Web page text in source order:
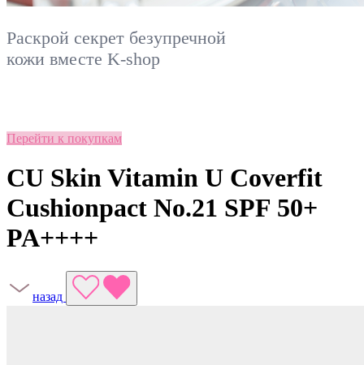
Раскрой секрет безупречной
кожи вместе K-shop
Перейти к покупкам
CU Skin Vitamin U Coverfit
Cushionpact No.21 SPF 50+
PA++++
назад